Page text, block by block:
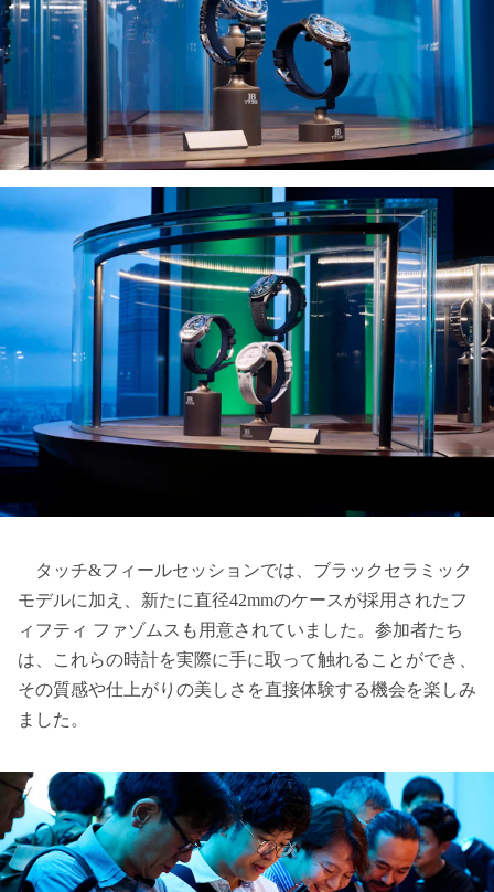
タッチ&フィールセッションでは、ブラックセラミック
モデルに加え、新たに直径42mmのケースが採用されたフ
ィフティ ファゾムスも用意されていました。参加者たち
は、これらの時計を実際に手に取って触れることができ、
その質感や仕上がりの美しさを直接体験する機会を楽しみ
ました。